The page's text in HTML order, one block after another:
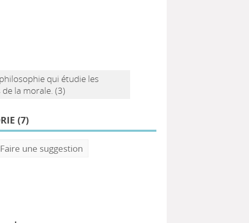
qui étudie les
la morale. (3)
(7)
Faire une suggestion